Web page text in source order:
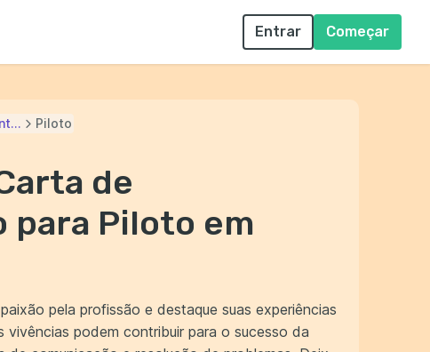
Entrar Começar
Piloto
de
para Piloto em
pela profissão e destaque suas experiências
vivências podem contribuir para o sucesso da